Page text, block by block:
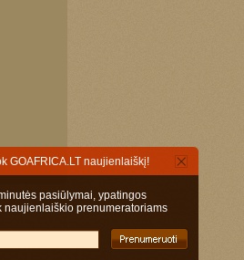
GOAFRICA.LT naujienlaiškį!
pasiūlymai, ypatingos
naujienlaiškio prenumeratoriams